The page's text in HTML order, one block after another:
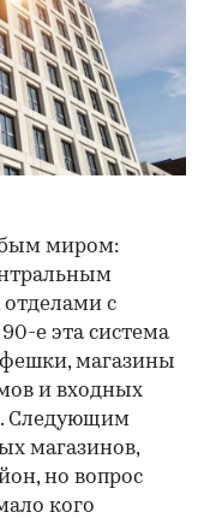
миром:
с
е эта система
магазины
и входных
Следующим
магазинов,
но вопрос
кого